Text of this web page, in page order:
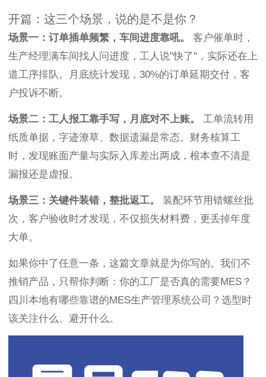
开篇：这三个场景，说的是不是你？
场景一：订单插单频繁，车间进度靠吼。
客户催单时，
生产经理满车间找人问进度，工人说"快了"，实际还在上
道工序排队。月底统计发现，30%的订单延期交付，客
户投诉不断。
场景二：工人报工靠手写，月底对不上账。
工单流转用
纸质单据，字迹潦草、数据遗漏是常态。财务核算工
时，发现账面产量与实际入库差出两成，根本查不清是
漏报还是虚报。
场景三：关键件装错，整批返工。
装配环节用错螺丝批
次，客户验收时才发现，不仅损失材料费，更丢掉年度
大单。
如果你中了任意一条，这篇文章就是为你写的。我们不
推销产品，只帮你判断：你的工厂是否真的需要MES？
四川本地有哪些靠谱的MES生产管理系统公司？选型时
该关注什么、避开什么。